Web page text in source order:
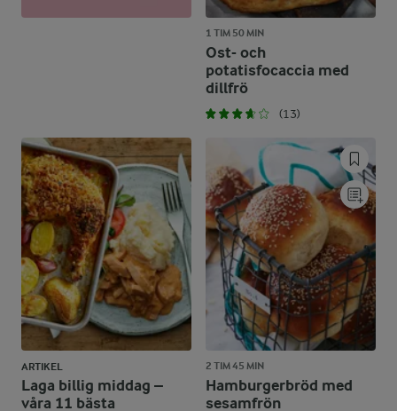
1 TIM 50 MIN
Ost- och
potatisfocaccia med
dillfrö
(13)
ARTIKEL
Laga billig middag –
våra 11 bästa
2 TIM 45 MIN
Hamburgerbröd med
sesamfrön